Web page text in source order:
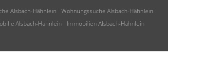
Alsbach-Hähnlein
Wohnungssuche Alsbach-Hähnlein
Alsbach-Hähnlein
Immobilien Alsbach-Hähnlein